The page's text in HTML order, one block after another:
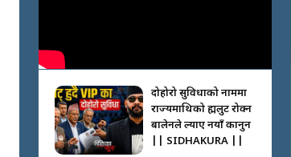
दोहोरो सुविधाको नाममा
राज्यमाथिको ब्रह्मलुट रोक्न
बालेनले ल्याए नयाँ कानुन
|| SIDHAKURA ||